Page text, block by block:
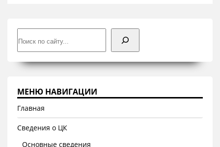
МЕНЮ НАВИГАЦИИ
Главная
Сведения о ЦК
Основные сведения